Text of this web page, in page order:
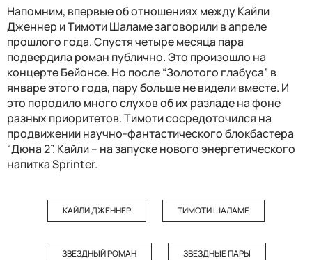
Напомним, впервые об отношениях между Кайли
Дженнер и Тимоти Шаламе заговорили в апреле
прошлого года. Спустя четыре месяца пара
подвердила роман публично. Это произошло на
концерте Бейонсе. Но после “Золотого глабуса” в
январе этого года, пару больше не видели вместе. И
это породило много слухов об их разладе на фоне
разных приоритетов. Тимоти сосредоточился на
продвижении научно-фантастического блокбастера
“Дюна 2”. Кайли – на запуске нового энергетического
напитка Sprinter.
КАЙЛИ ДЖЕННЕР ТИМОТИ ШАЛАМЕ
ЗВЕЗДНЫЙ РОМАН ЗВЕЗДНЫЕ ПАРЫ